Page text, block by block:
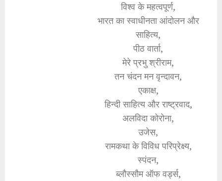
विश्व के महत्वपूर्ण,
भारत का स्वाधीनता आंदोलन और
साहित्य,
पीठ वार्ता,
मेरे प्रभु श्रीराम,
तन चंदन मन वृन्दावन,
एकाक्ष,
हिन्दी साहित्य और राष्ट्रवाद,
अलविदा कोरोना,
उजेस,
रामकथा के विविध परिप्रेक्ष्य,
स्पंदन,
ब्लौस्सौम ऑफ वर्ड्स,